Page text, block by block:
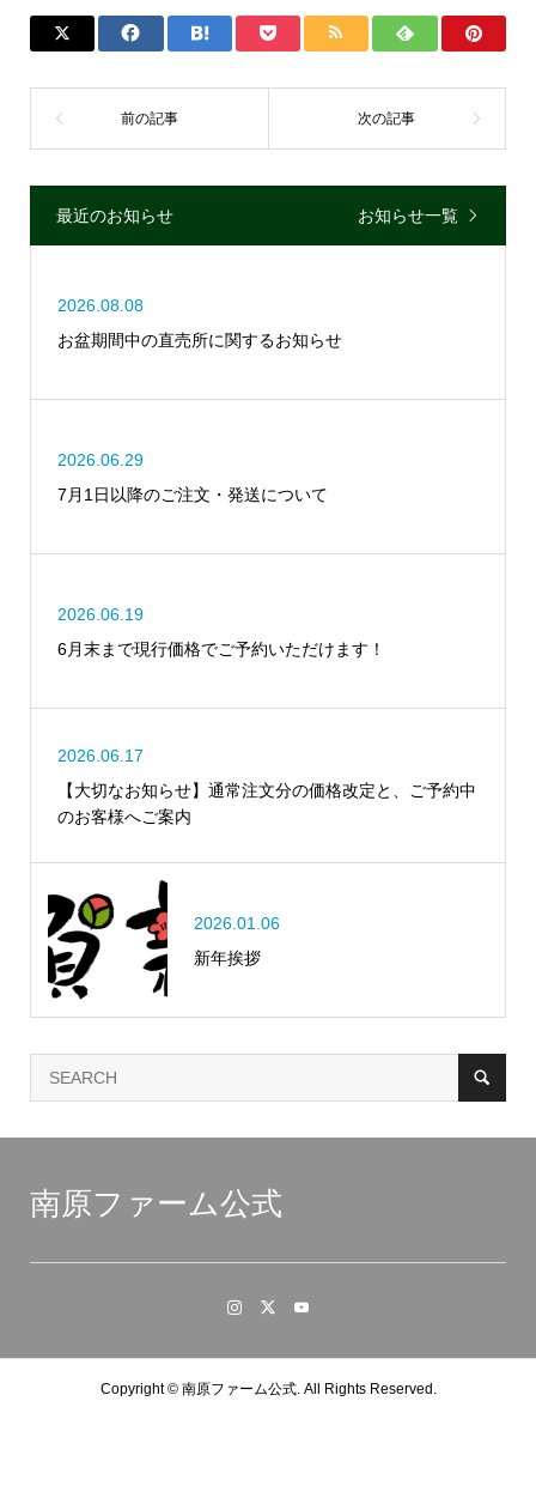
最近のお知らせ お知らせ一覧
2026.08.08
お盆期間中の直売所に関するお知らせ
2026.06.29
7月1日以降のご注文・発送について
2026.06.19
6月末まで現行価格でご予約いただけます！
2026.06.17
【大切なお知らせ】通常注文分の価格改定と、ご予約中
のお客様へご案内
2026.01.06
新年挨拶
南原ファーム公式
Copyright ©南原ファーム公式. All Rights Reserved.